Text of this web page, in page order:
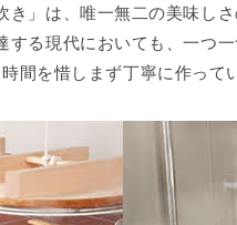
き」は、唯一無二の美味し
する現代においても、一つ
間を惜しまず丁寧に作って